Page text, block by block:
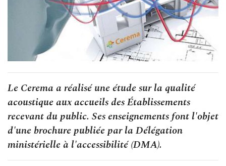
Le Cerema a réalisé une étude sur la qualité
acoustique aux accueils des Établissements
recevant du public. Ses enseignements font l'objet
d'une brochure publiée par la Délégation
ministérielle à l'accessibilité (DMA).